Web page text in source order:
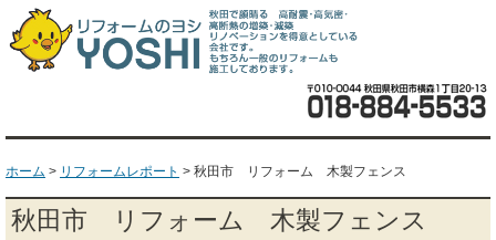
ホーム > リフォームレポート > 秋田市 リフォーム 木製フェンス
秋田市 リフォーム 木製フェンス